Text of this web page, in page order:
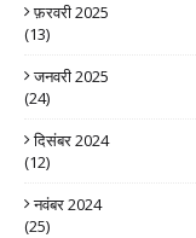
फ़रवरी 2025
(13)
जनवरी 2025
(24)
दिसंबर 2024
(12)
नवंबर 2024
(25)